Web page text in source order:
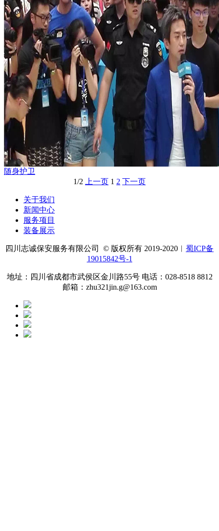
随身护卫
1/2
上一页 1 2 下一页
关于我们
新闻中心
服务项目
装备展示
四川志诚保安服务有限公司 © 版权所有 2019-2020︱ 蜀ICP备
19015842号-1
地址：四川省成都市武侯区金川路55号 电话：028-8518 8812
邮箱：zhu321jin.g@163.com